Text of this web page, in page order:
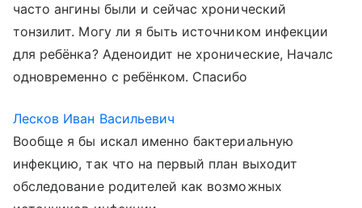
часто ангины были и сейчас хронический
тонзилит. Могу ли я быть источником инфекции
для ребёнка? Аденоидит не хронические, Началс
одновременно с ребёнком. Спасибо
Лесков Иван Васильевич
Вообще я бы искал именно бактериальную
инфекцию, так что на первый план выходит
обследование родителей как возможных